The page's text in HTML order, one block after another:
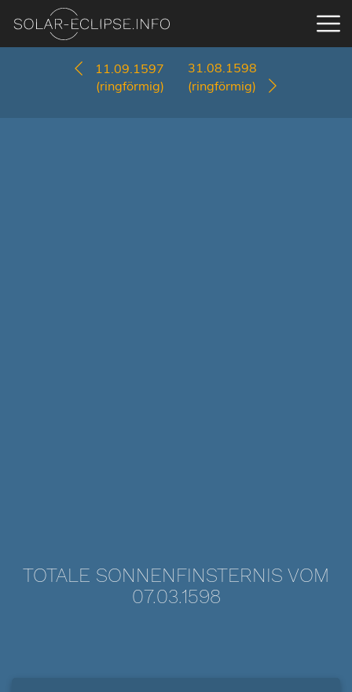
11.09.1597
(ringförmig)
31.08.1598
(ringförmig)
TOTALE SONNENFINSTERNIS VOM
07.03.1598